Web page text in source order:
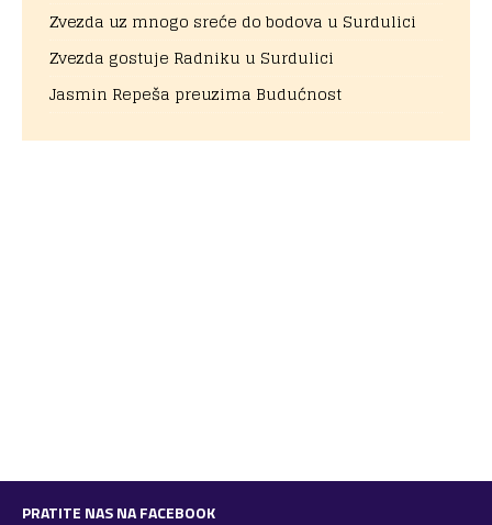
Zvezda uz mnogo sreće do bodova u Surdulici
Zvezda gostuje Radniku u Surdulici
Jasmin Repeša preuzima Budućnost
PRATITE NAS NA FACEBOOK